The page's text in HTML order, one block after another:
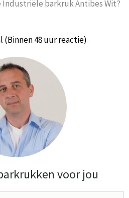
Industriële barkruk Antibes Wit?
48 uur reactie)
voor jou